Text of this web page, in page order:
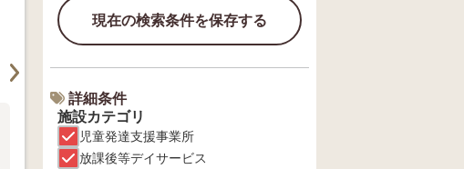
現在の検索条件を保存する
詳細条件
施設カテゴリ
児童発達支援事業所
放課後等デイサービス